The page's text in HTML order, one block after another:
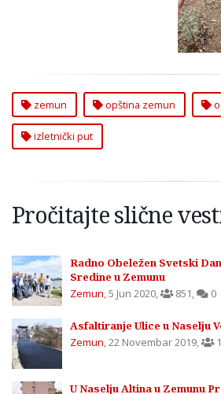
zemun opština zemun
izletnički put
Pročitajte slične
Radno Obeležen Svetski
Sredine u Zemunu
Zemun,5 Jun 2020, 851, 0
Asfaltiranje Ulice u Naselju
Zemun,22 Novembar 2019,
U Naselju Altina u Zemunu